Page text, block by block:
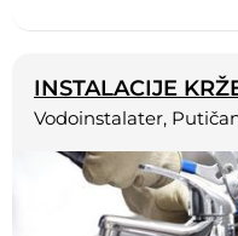
INSTALACIJE
Vodoinstalater,